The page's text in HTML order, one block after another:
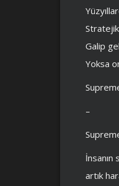
Galip
Yoksa
–
İnsanın
artık